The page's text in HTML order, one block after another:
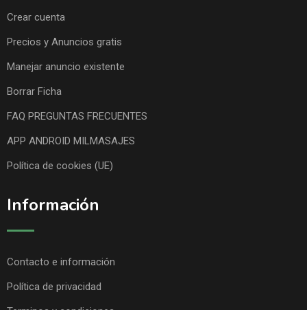
Crear cuenta
Precios y Anuncios gratis
Manejar anuncio existente
Borrar Ficha
FAQ PREGUNTAS FRECUENTES
APP ANDROID MILMASAJES
Política de cookies (UE)
Información
Contacto e información
Política de privacidad